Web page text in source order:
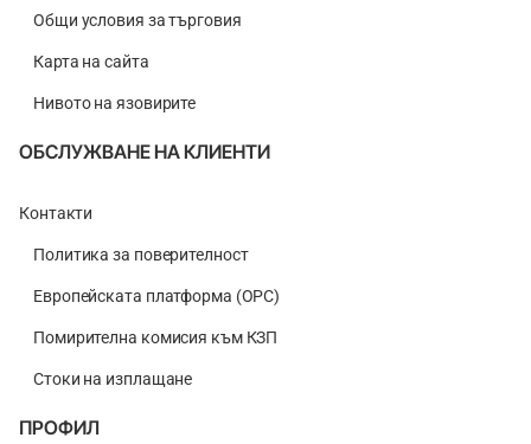
Общи условия за търговия
Карта на сайта
Нивото на язовирите
ОБСЛУЖВАНЕ НА КЛИЕНТИ
Контакти
Политика за поверителност
Европейската платформа (ОРС)
Помирителна комисия към КЗП
Стоки на изплащане
ПРОФИЛ